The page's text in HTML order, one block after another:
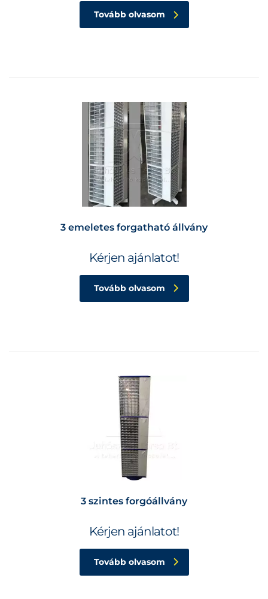
Tovább olvasom
3 emeletes forgatható állvány
Kérjen ajánlatot!
Tovább olvasom
3 szintes forgóállvány
Kérjen ajánlatot!
Tovább olvasom